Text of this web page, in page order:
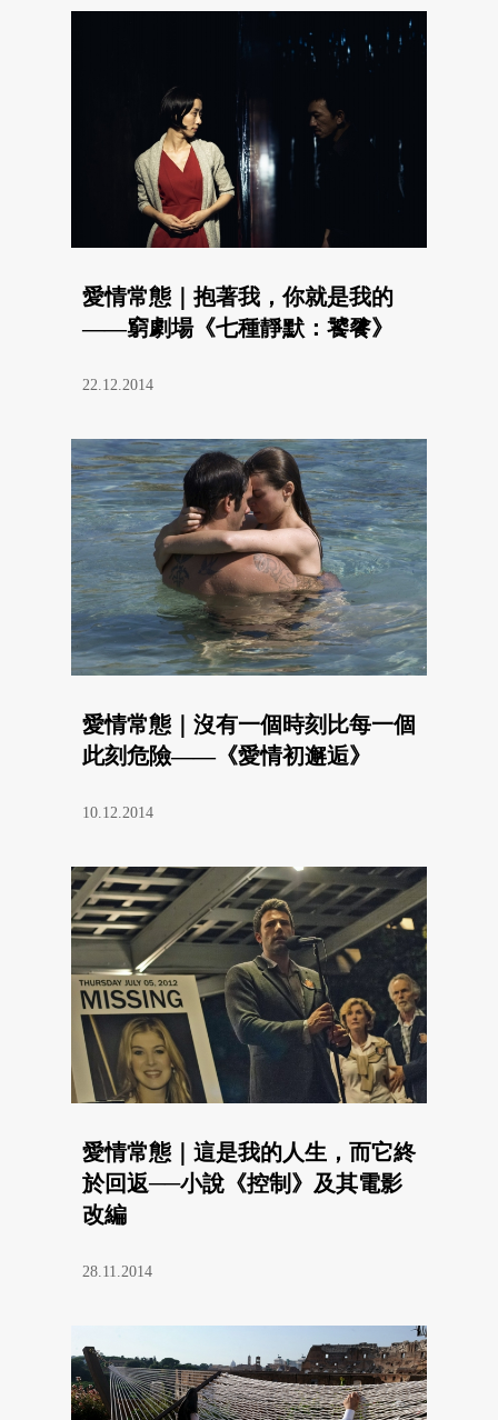
愛情常態｜抱著我，你就是我的
——窮劇場《七種靜默：饕餮》
22.12.2014
愛情常態｜沒有一個時刻比每一個
此刻危險——《愛情初邂逅》
10.12.2014
愛情常態｜這是我的人生，而它終
於回返──小說《控制》及其電影
改編
28.11.2014